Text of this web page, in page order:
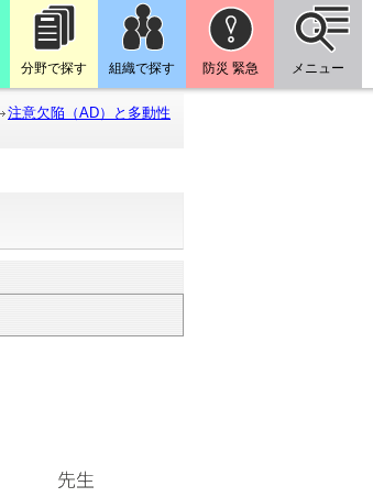
分野で探す 組織で探す 防災 緊急 メニュー
注意欠陥（AD）と多動性